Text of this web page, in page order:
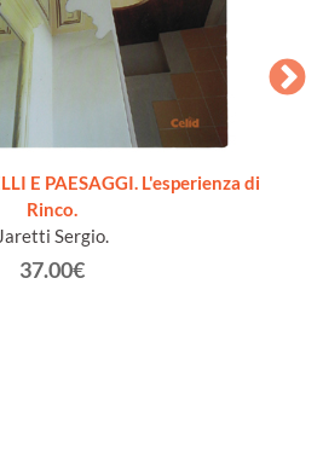
E PAESAGGI. L'esperienza di
Rinco.
Jaretti Sergio.
37.00€